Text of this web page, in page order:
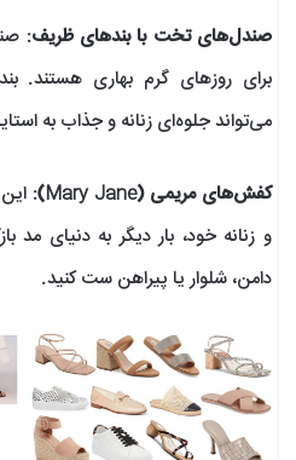
صندل‌های تخت با بندهای ظریف:
برای روزهای گرم بهاری هستند.
می‌تواند جلوه‌ای زنانه و جذاب به
کفش‌های مریمی (Mary Jane)
:
و زنانه خود، بار دیگر به دنیای مد
دامن، شلوار یا پیراهن ست کنید.